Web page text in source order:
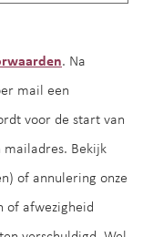
. Na
mail een
voor de start van
mailadres. Bekijk
of annulering onze
of afwezigheid